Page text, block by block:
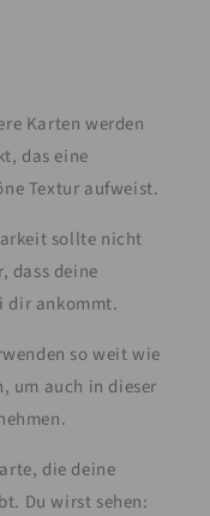
Karten werden
das eine
Textur aufweist.
sollte nicht
dass deine
dir ankommt.
so weit wie
um auch in dieser
die deine
Du wirst sehen: